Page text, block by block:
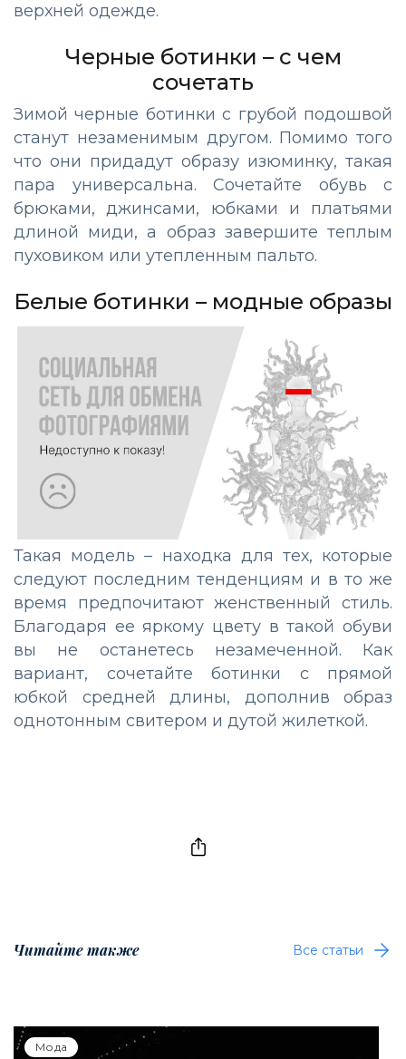
верхней одежде.
Черные ботинки – с чем
сочетать
Зимой черные ботинки с грубой подошвой
станут незаменимым другом. Помимо того
что они придадут образу изюминку, такая
пара универсальна. Сочетайте обувь с
брюками, джинсами, юбками и платьями
длиной миди, а образ завершите теплым
пуховиком или утепленным пальто.
Белые ботинки – модные образы
Такая модель – находка для тех, которые
следуют последним тенденциям и в то же
время предпочитают женственный стиль.
Благодаря ее яркому цвету в такой обуви
вы не останетесь незамеченной. Как
вариант, сочетайте ботинки с прямой
юбкой средней длины, дополнив образ
однотонным свитером и дутой жилеткой.
Читайте также Все статьи